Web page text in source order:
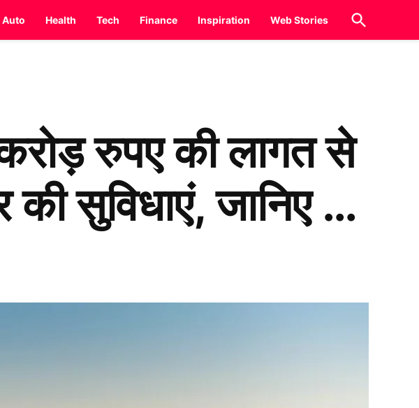
Auto Health Tech Finance Inspiration Web Stories
Open
Search
करोड़ रुपए की लागत से
की सुविधाएं, जानिए …